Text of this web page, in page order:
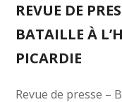
REVUE DE
BATAILLE À
PICARDIE
Revue de presse –